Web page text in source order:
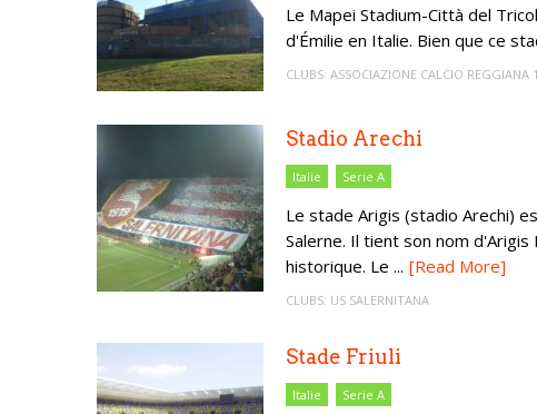
Le Mapei Stadium-Città del
d'Émilie en Italie. Bien que ce
CLUBS: ASSOCIAZIONE CALCIO REGGIANA
Stadio Arechi
Italie Serie A
Le stade Arigis (stadio Arechi)
Salerne. Il tient son nom
historique. Le ... [Read More]
CLUBS: US SALERNITANA
Stade Friuli
Italie Serie A